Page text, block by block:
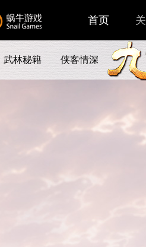
首页
武林秘籍 侠客情深